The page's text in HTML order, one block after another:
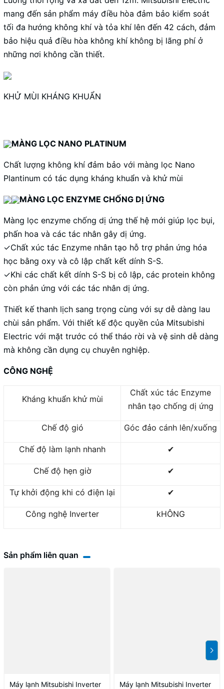
mang đến sản phẩm máy điều hòa đảm bảo kiểm soát
tối đa hướng không khí và tỏa khí lên đến 42 cách, đảm
bảo hiệu quả điều hòa không khí không bị lãng phí ở
những nơi không cần thiết.
KHỬ MÙI KHÁNG KHUẨN
MÀNG LỌC NANO PLATINUM
Chất lượng không khí đảm bảo với màng lọc Nano
Plantinum có tác dụng kháng khuẩn và khử mùi
MÀNG LỌC ENZYME CHỐNG DỊ ỨNG
Màng lọc enzyme chống dị ứng thế hệ mới giúp lọc bụi,
phấn hoa và các tác nhân gây dị ứng.
✓Chất xúc tác Enzyme nhân tạo hỗ trợ phản ứng hóa
học bằng oxy và cô lập chất kết dính S-S.
✓Khi các chất kết dính S-S bị cô lập, các protein không
còn phản ứng với các tác nhân dị ứng.
Thiết kế thanh lịch sang trọng cùng với sự dễ dàng lau
chùi sản phẩm. Với thiết kế độc quyền của Mitsubishi
Electric với mặt trước có thể tháo rời và vệ sinh dễ dàng
mà không cần dụng cụ chuyên nghiệp.
CÔNG NGHỆ
Kháng khuẩn khử mùi
Chất xúc tác Enzyme
nhân tạo chống dị ứng
Chế độ gió Góc đảo cánh lên/xuống
Chế độ làm lạnh nhanh ✔
Chế độ hẹn giờ ✔
Tự khởi động khi có điện lại ✔
Công nghệ Inverter kHÔNG
Sản phẩm liên quan
Máy lạnh Mitsubishi Inverter
Máy lạnh Mitsubishi Inverter